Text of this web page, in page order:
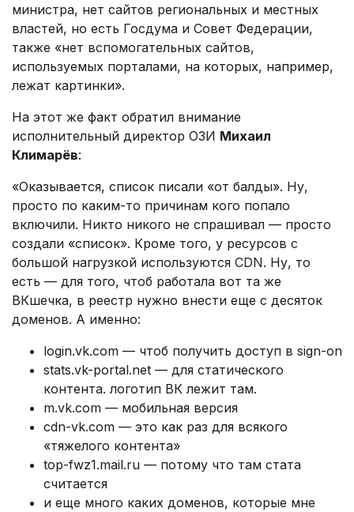
министра, нет сайтов региональных и местных
властей, но есть Госдума и Совет Федерации,
также «нет вспомогательных сайтов,
используемых порталами, на которых, например,
лежат картинки».
На этот же факт обратил внимание
исполнительный директор ОЗИ Михаил
Климарёв:
«Оказывается, список писали «от балды». Ну,
просто по каким-то причинам кого попало
включили. Никто никого не спрашивал — просто
создали «список». Кроме того, у ресурсов с
большой нагрузкой используются CDN. Ну, то
есть — для того, чтоб работала вот та же
ВКшечка, в реестр нужно внести еще с десяток
доменов. А именно:
login.vk.com — чтоб получить доступ в sign-on
stats.vk-portal.net — для статического
контента. логотип ВК лежит там.
m.vk.com — мобильная версия
cdn-vk.com — это как раз для всякого
«тяжелого контента»
top-fwz1.mail.ru — потому что там стата
считается
и еще много каких доменов, которые мне